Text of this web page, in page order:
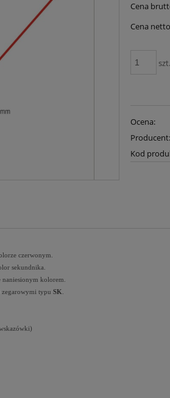
Cena
Cena
szt.
Ocena:
Producent:
Kod
czerwonym.
sekundnika.
kolorem.
zegarowymi typu SK